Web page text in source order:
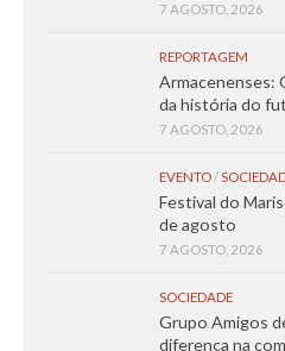
7 AGOSTO, 2026
REPORTAGEM
Armacenenses:
da história do
7 AGOSTO, 2026
EVENTO/
Festival do
de agosto
7 AGOSTO, 2026
SOCIEDADE
Grupo Amigos
diferença na